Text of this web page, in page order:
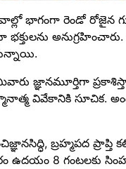
భాగంగా రెండో రోజైన
జ్ఞానమూర్తిగా
వివేకానికి
బ్ర‌హ్మ‌ప‌ద
ఉదయం 8 గంటలకు